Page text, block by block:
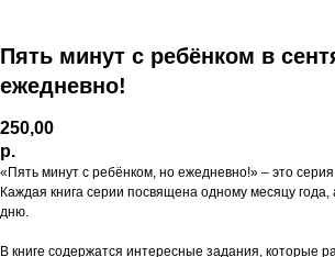
Пять минут с ребёнком в
ежедневно!
250,00
р.
«Пять минут с ребёнком, но ежедневно!» – это серия
Каждая книга серии посвящена одному месяцу
дню.
В книге содержатся интересные задания, которые